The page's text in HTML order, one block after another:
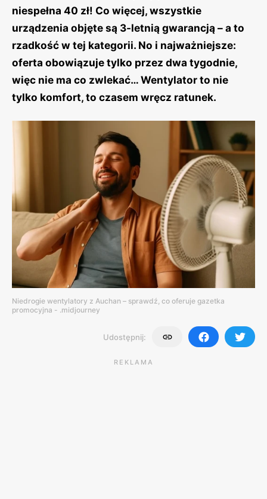
niespełna 40 zł! Co więcej, wszystkie
urządzenia objęte są 3-letnią gwarancją – a to
rzadkość w tej kategorii. No i najważniejsze:
oferta obowiązuje tylko przez dwa tygodnie,
więc nie ma co zwlekać… Wentylator to nie
tylko komfort, to czasem wręcz ratunek.
Niedrogie wentylatory z Auchan – sprawdź, co oferuje gazetka
promocyjna - .midjourney
Udostępnij:
REKLAMA